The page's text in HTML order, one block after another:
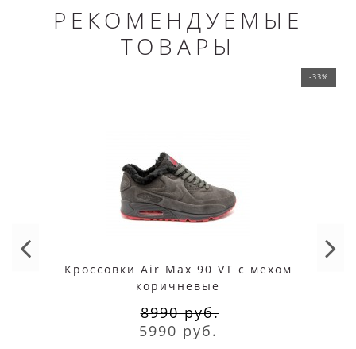
РЕКОМЕНДУЕМЫЕ
ТОВАРЫ
-33%
Кроссовки Air Max 90 VT с мехом
коричневые
8990 руб.
5990 руб.